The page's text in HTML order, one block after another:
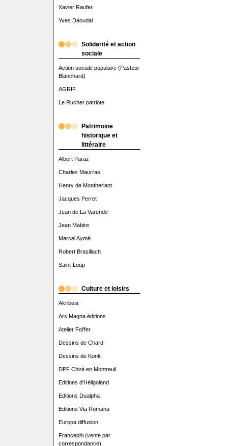
Xavier Raufer
Yves Daoudal
Solidarité et action
sociale
Action sociale populaire (Pasteur
Blanchard)
AGRIF
Le Rucher patriote
Patrimoine
historique et
littéraire
Albert Paraz
Charles Maurras
Henry de Montherlant
Jacques Perret
Jean de La Varende
Jean Mabire
Marcel Aymé
Robert Brasillach
Saint-Loup
Culture et loisirs
Akribeia
Ars Magna éditions
Atelier Fol'fer
Dessins de Chard
Dessins de Konk
DPF Chiré en Montreuil
Editions d'Héligoland
Editions Dualpha
Editions Via Romana
Europa diffusion
Francephi (vente par
correspondance)